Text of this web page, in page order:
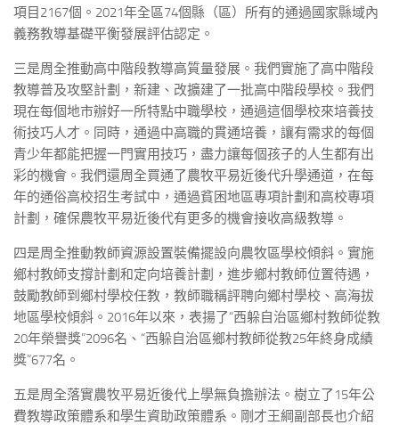
項目2167個。2021年全區74個縣（區）所有的通過國家縣域內
義務教導基礎平衡發展評估認定。
三是周全推動高中階段教導高質量發展。我們實施了高中階段
教導普及攻堅計劃，新建、改擴建了一批高中階段學校。我們
現在每個地市辦好一所特點中職學校，通過這個學校來培養技
術技巧人才。同時，通過中高職的貫通培養，讓有需求的每個
青少年都能把握一門實用技巧，盡力讓每個孩子的人生都有出
彩的機會。我們還周全買通了農牧平易近後代升學通道，在每
年的通俗高校招生考試中，通過貧困地區專項計劃和高校專項
計劃，確保農牧平易近後代有更多的機會接收高級教導。
四是周全推動教師資源設置裝備擺設向農牧區學校傾斜。實施
鄉村教師支撐計劃和定向培養計劃，進步鄉村教師位置待遇，
鼓勵教師到鄉村學校任教，教師職稱評聘向鄉村學校、高海拔
地區學校傾斜。2016年以來，表揚了“西躲自治區鄉村教師從教
20年榮譽獎”2096名、“西躲自治區鄉村教師從教25年終身成績
獎”677名。
五是周全落實農牧平易近後代上學無負擔辦法。樹立了15年公
費教導政策體系和學生資助政策體系。剛才王綱副部長也介紹